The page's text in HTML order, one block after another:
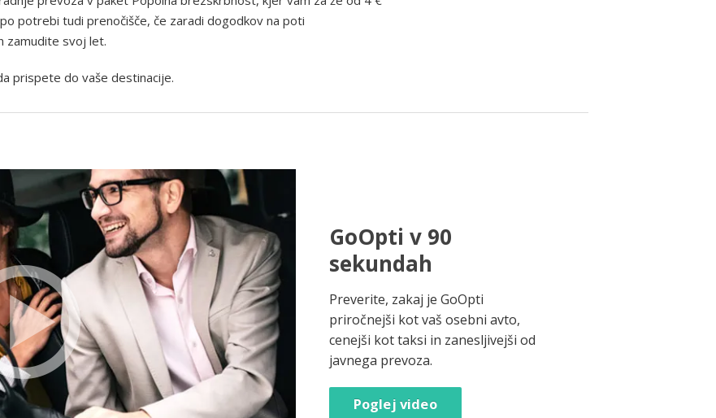
potrebi tudi prenočišče, če zaradi dogodkov na poti
zamudite svoj let.
prispete do vaše destinacije.
GoOpti v 90
sekundah
Preverite, zakaj je GoOpti
priročnejši kot vaš osebni avto,
cenejši kot taksi in zanesljivejši od
javnega prevoza.
Poglej video